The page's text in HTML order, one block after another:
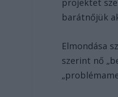
barátnőjük
Elmondása
szerint nő